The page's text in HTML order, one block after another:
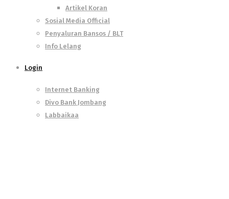
Artikel Koran
Sosial Media Official
Penyaluran Bansos / BLT
Info Lelang
Login
Internet Banking
Divo Bank Jombang
Labbaikaa